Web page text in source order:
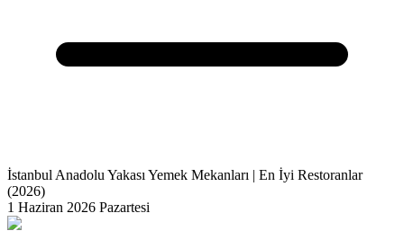
İstanbul Anadolu Yakası Yemek Mekanları | En İyi Restoranlar
(2026)
1 Haziran 2026 Pazartesi